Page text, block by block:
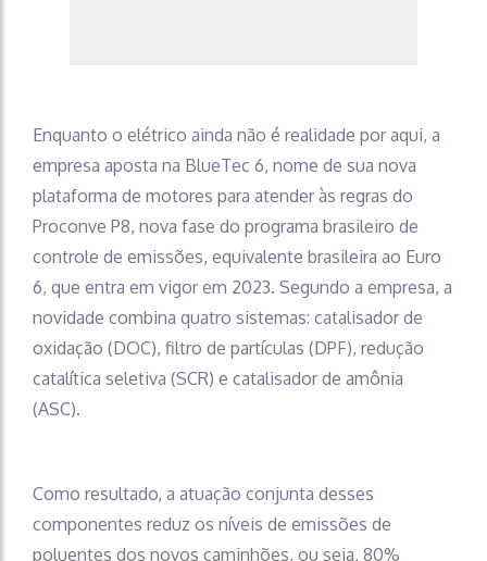
Enquanto o elétrico ainda não é realidade por aqui, a
empresa aposta na BlueTec 6, nome de sua nova
plataforma de motores para atender às regras do
Proconve P8, nova fase do programa brasileiro de
controle de emissões, equivalente brasileira ao Euro
6, que entra em vigor em 2023. Segundo a empresa, a
novidade combina quatro sistemas: catalisador de
oxidação (DOC), filtro de partículas (DPF), redução
catalítica seletiva (SCR) e catalisador de amônia
(ASC).
Como resultado, a atuação conjunta desses
componentes reduz os níveis de emissões de
poluentes dos novos caminhões, ou seja, 80%